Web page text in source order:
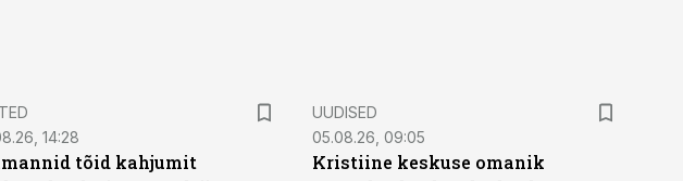
14:28
tõid kahjumit
UUDISED
05.08.26, 09:05
Kristiine keskuse omanik